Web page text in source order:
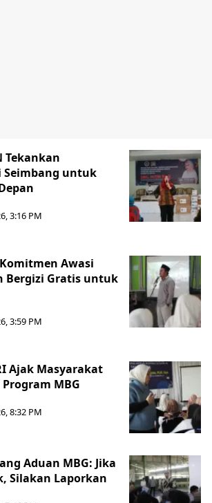
Tekankan
Seimbang untuk
3:16 PM
Awasi
Bergizi Gratis untuk
3:59 PM
Ajak Masyarakat
MBG
8:32 PM
Aduan MBG: Jika
Silakan Laporkan